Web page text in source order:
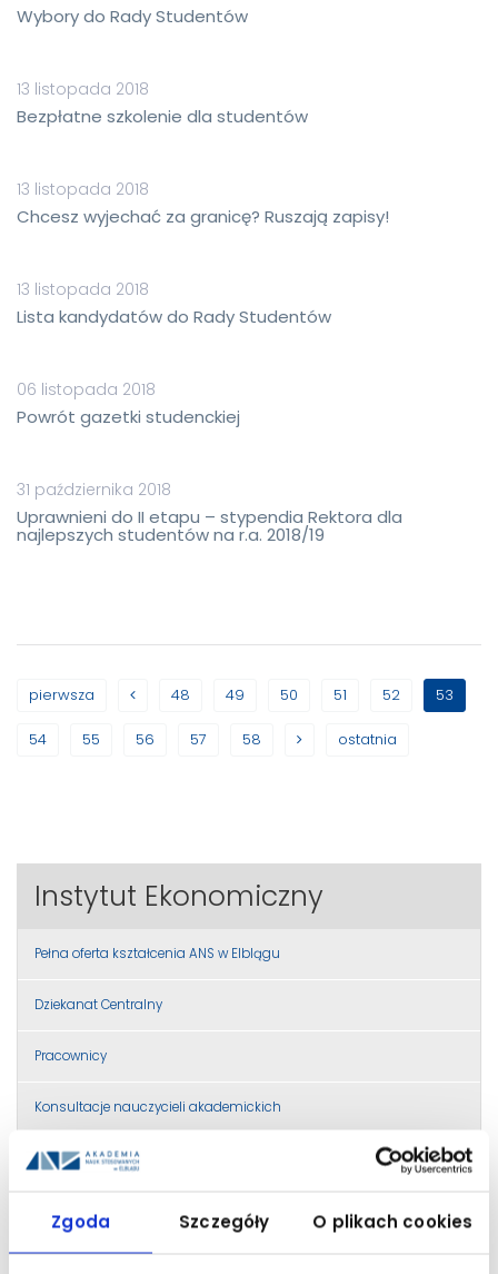
Zgoda Szczegóły O plikach cookies
Wybory do Rady Studentów
13 listopada 2018
Bezpłatne szkolenie dla studentów
13 listopada 2018
Chcesz wyjechać za granicę? Ruszają zapisy!
13 listopada 2018
Lista kandydatów do Rady Studentów
06 listopada 2018
Powrót gazetki studenckiej
31 października 2018
Uprawnieni do II etapu – stypendia Rektora dla
najlepszych studentów na r.a. 2018/19
pierwsza 48 49 50 51 52 53
54 55 56 57 58 ostatnia
Instytut Ekonomiczny
Pełna oferta kształcenia ANS w Elblągu
Dziekanat Centralny
Pracownicy
Konsultacje nauczycieli akademickich
Programy kształcenia studia pierwszego stopnia
Programy kształcenia studia drugiego stopnia